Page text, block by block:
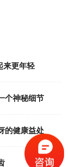
来更年轻
个神秘细节
的健康益处